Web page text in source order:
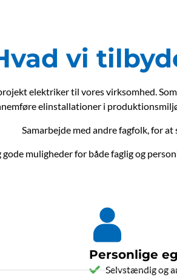
vi
elektriker til vores virksomhed.
elinstallationer i
Samarbejde med andre fagfolk, for
gode muligheder for både faglig og
Personlige
Selvstændig og